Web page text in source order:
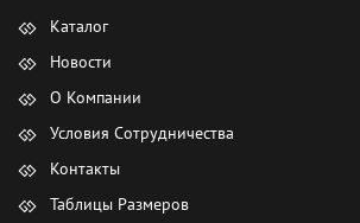
Каталог
Новости
О Компании
Условия Сотрудничества
Контакты
Таблицы Размеров